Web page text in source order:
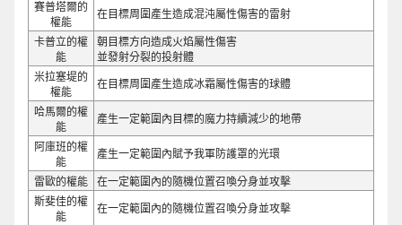
賽普塔爾的
權能
在目標周圍產生造成混沌屬性傷害的雷射
卡普立的權
能
朝目標方向造成火焰屬性傷害
並發射分裂的投射體
米拉塞堤的
權能
在目標周圍產生造成冰霜屬性傷害的球體
哈馬爾的權
能
產生一定範圍內目標的魔力持續減少的地帶
阿庫班的權
能
產生一定範圍內賦予我軍防護罩的光環
雷歐的權能
在一定範圍內的隨機位置召喚分身並攻擊
斯斐佳的權
能
在一定範圍內的隨機位置召喚分身並攻擊